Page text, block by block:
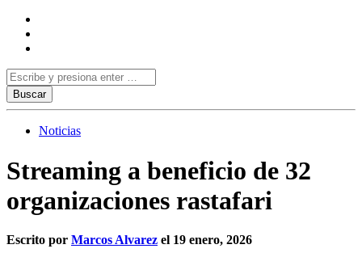
Noticias
Streaming a beneficio de 32
organizaciones rastafari
Escrito por Marcos Alvarez el 19 enero, 2026